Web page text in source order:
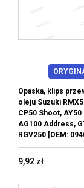
Opaska, klips
oleju Suzuki
CP50 Shoot, AY50
AG100 Address,
RGV250 [OEM:
9,92 zł